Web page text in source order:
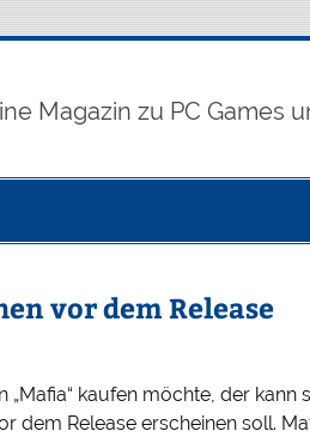
Magazin zu PC Games
vor dem Release
kaufen möchte, der kann
dem Release erscheinen soll.